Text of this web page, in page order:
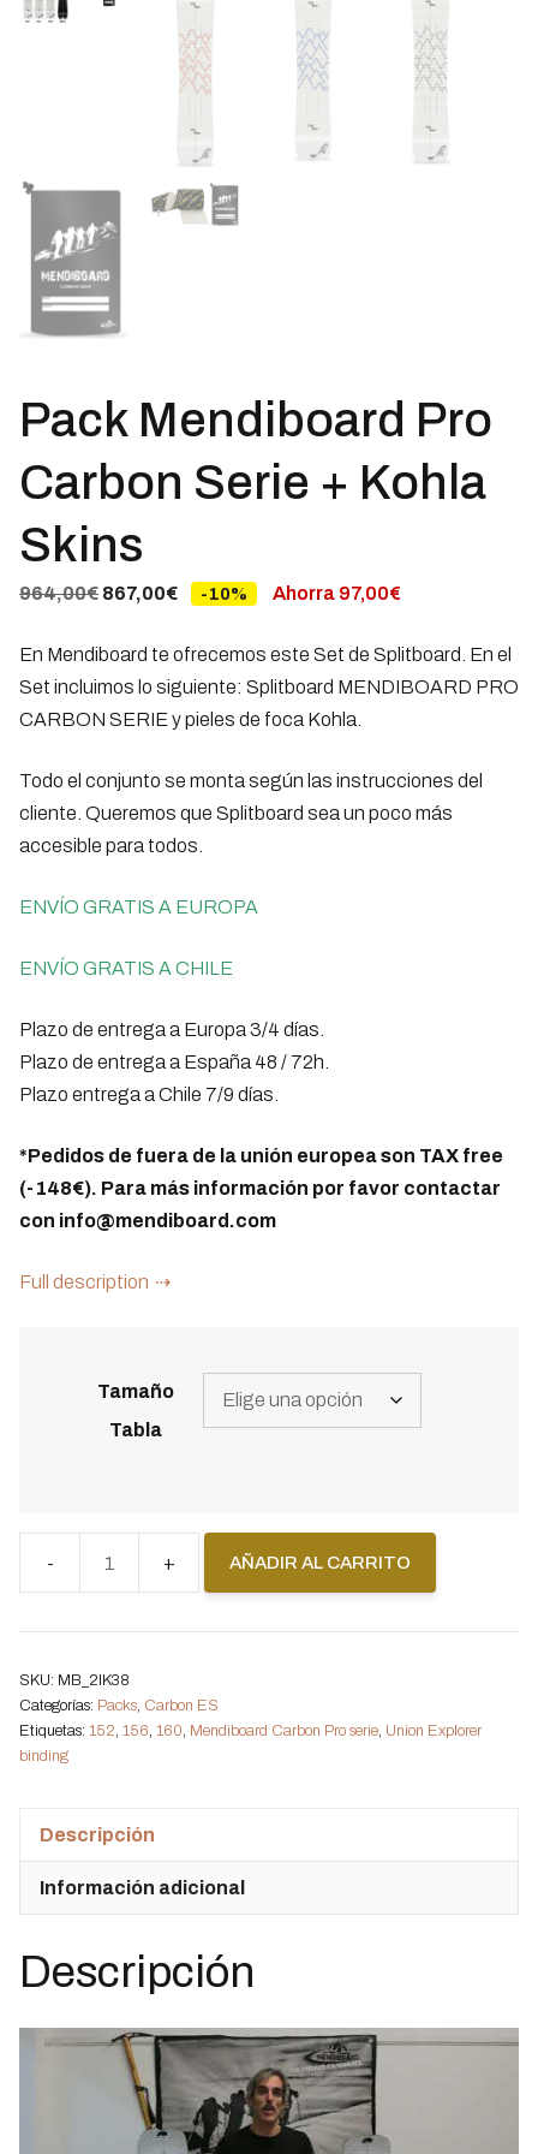
Pack Mendiboard Pro
Carbon Serie + Kohla
Skins
964,00€ El
original
era:
964,00€.
867,00€El
actual
es:
867,00€.
-10% Ahorra 97,00€
En Mendiboard te ofrecemos este Set de Splitboard. En el
Set incluimos lo siguiente: Splitboard MENDIBOARD PRO
CARBON SERIE y pieles de foca Kohla.
Todo el conjunto se monta según las instrucciones del
cliente. Queremos que Splitboard sea un poco más
accesible para todos.
ENVÍO GRATIS A EUROPA
ENVÍO GRATIS A CHILE
Plazo de entrega a Europa 3/4 días.
Plazo de entrega a España 48 / 72h.
Plazo entrega a Chile 7/9 días.
*Pedidos de fuera de la unión europea son TAX free
(-148€). Para más información por favor contactar
con info@mendiboard.com
Full description
Tamaño
Tabla
Serie
+
AÑADIR AL CARRITO
SKU: MB_2IK38
Categorías: Packs, Carbon ES
Etiquetas: 152, 156, 160, Mendiboard Carbon Pro serie, Union Explorer
binding
Descripción
Información adicional
Descripción